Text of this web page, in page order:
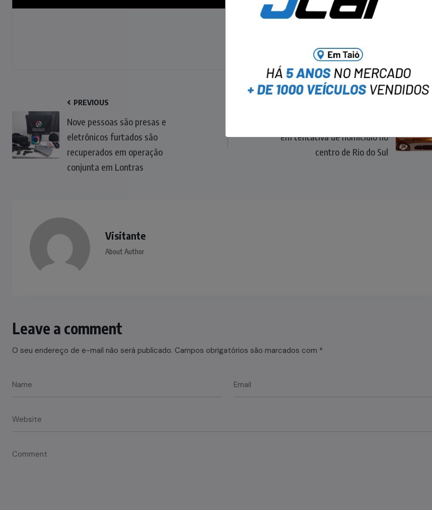
PREVIOUS
Nove pessoas são presas e
eletrônicos furtados são
recuperados em operação
conjunta em Lontras
em tentativa de homicídio no
centro de Rio do Sul
Visitante
About Author
Leave a comment
O seu endereço de e-mail não será publicado. Campos obrigatórios são marcados com *